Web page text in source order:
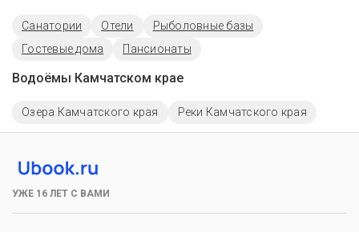
Санатории Отели
Рыболовные базы
Гостевые дома
Пансионаты
Водоёмы Камчатском крае
Озера Камчатского края Реки Камчатского края
УЖЕ 16 ЛЕТ С ВАМИ